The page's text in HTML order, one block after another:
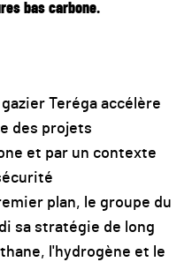
bas carbone.
Teréga accélère
des projets
et par un contexte
plan, le groupe du
sa stratégie de long
l'hydrogène et le